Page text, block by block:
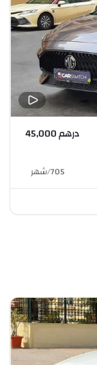
درهم 45,000
705
/شهر